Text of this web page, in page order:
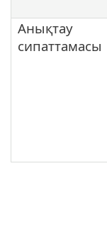
Анықтау
сипаттамасы